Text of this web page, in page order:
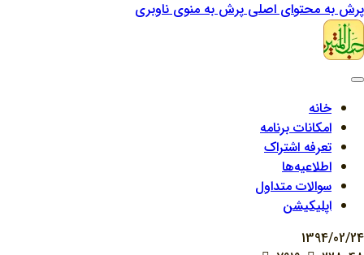
پرش به محتوای اصلیپرش به منوی ناوبری
خانه
امکانات برنامه
تعرفه اشتراک
اطلاعیه‌ها
سوالات متداول
اپلیکیشن
1394/02/24